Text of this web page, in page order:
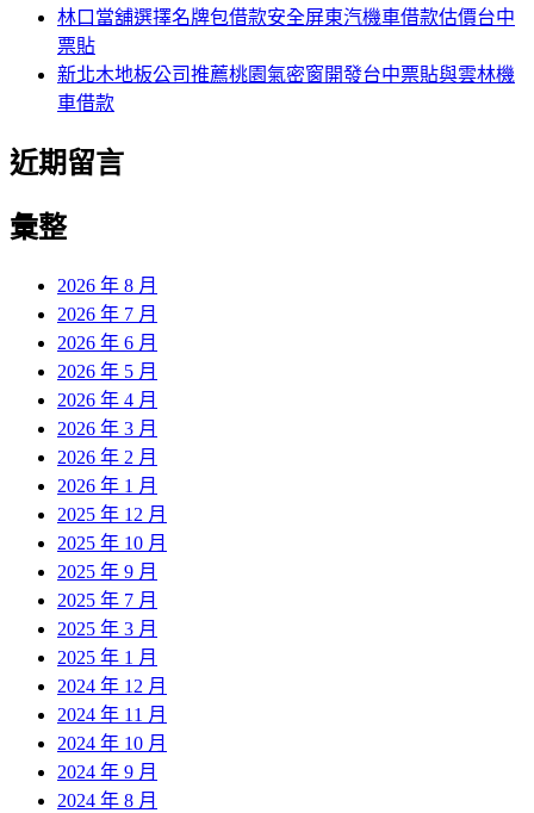
林口當舖選擇名牌包借款安全屏東汽機車借款估價台中
票貼
新北木地板公司推薦桃園氣密窗開發台中票貼與雲林機
車借款
近期留言
彙整
2026 年 8 月
2026 年 7 月
2026 年 6 月
2026 年 5 月
2026 年 4 月
2026 年 3 月
2026 年 2 月
2026 年 1 月
2025 年 12 月
2025 年 10 月
2025 年 9 月
2025 年 7 月
2025 年 3 月
2025 年 1 月
2024 年 12 月
2024 年 11 月
2024 年 10 月
2024 年 9 月
2024 年 8 月